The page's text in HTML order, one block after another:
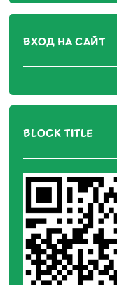
ВХОД НА САЙТ
BLOCK TITLE